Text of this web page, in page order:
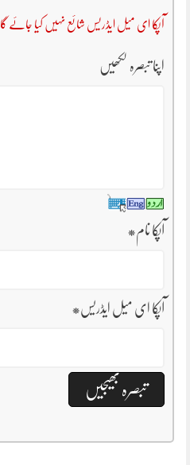
آپکا ای میل ایڈریس شائع نہیں کیا جائے گا
اپنا تبصرہ لکھیں
آپکا نام*
آپکا ای میل ایڈریس*